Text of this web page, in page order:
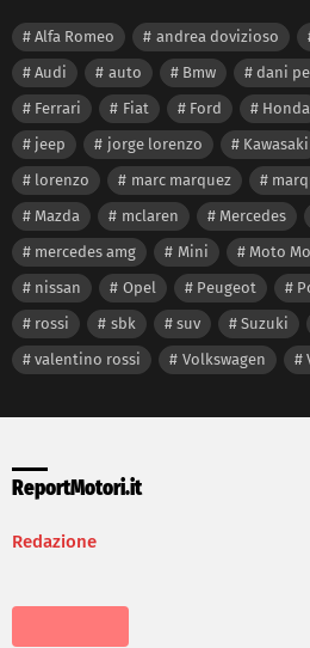
Alfa Romeo andrea dovizioso
Audi
auto Bmw dani
Ferrari
Fiat Ford Honda
jeep
jorge lorenzo Kawasaki
lorenzo
marc marquez
Mazda
mclaren Mercedes
mercedes amg
Mini Moto
nissan
Opel Peugeot
rossi
sbk suv Suzuki
valentino rossi
Volkswagen
ReportMotori.it
Redazione